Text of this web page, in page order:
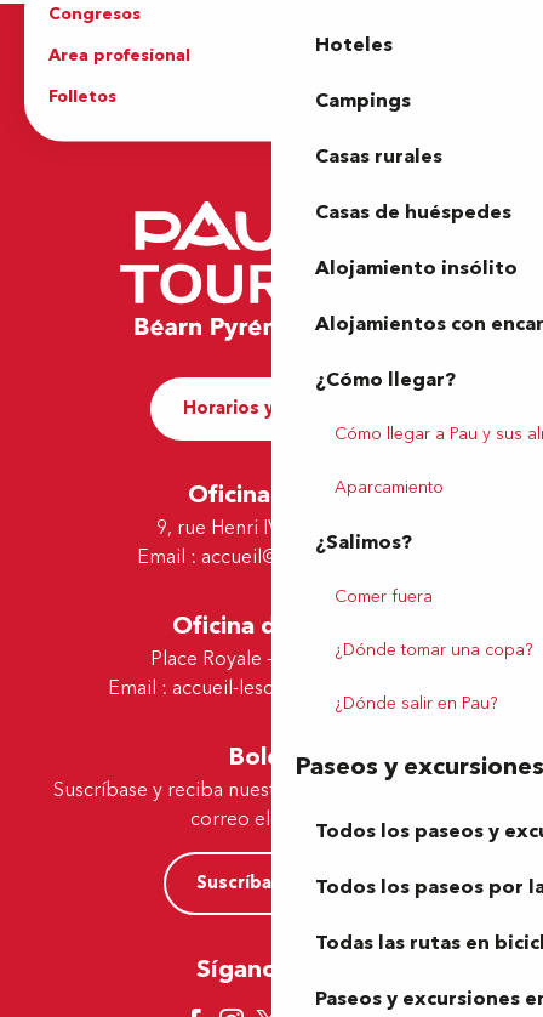
Hoteles
Campings
Casas rurales
Casas de huéspedes
Alojamiento insólito
Alojamientos con
¿Cómo llegar?
Cómo llegar a Pau y sus
Aparcamiento
¿Salimos?
Comer fuera
¿Dónde tomar una copa?
¿Dónde salir en Pau?
Paseos y excursiones
Todos los paseos y
Todos los paseos por
Todas las rutas en
Paseos y excursiones
Congresos
Area profesional
Prensa
Folletos
Oficina de Turismo
Horarios y contacto
Oficina de Pau
9, rue Henri IV - 64000 Pau
Email : accueil@tourismepau.fr
Oficina de Lescar
Place Royale - 64230 Lescar
Email : accueil-lescar@tourismepau.fr
Boletín
Suscríbase y reciba nuestras ofertas y noticias por
correo electrónico
Suscríbase ahora
Síganos aquí